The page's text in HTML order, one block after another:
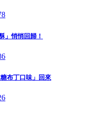
」悄悄回歸！
布丁口味」回來